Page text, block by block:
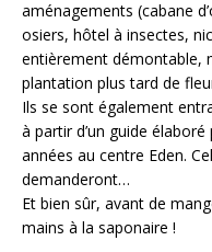
aménagements (cabane
osiers, hôtel à insectes,
entièrement démontable,
plantation plus tard de
Ils se sont également
à partir d’un guide élaboré
années au centre Eden.
demanderont…
Et bien sûr, avant de
mains à la saponaire !